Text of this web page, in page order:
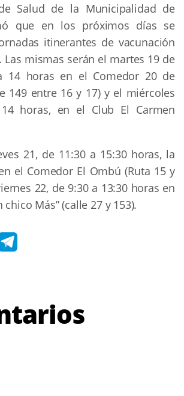
Salud de la Municipalidad de
que en los próximos días se
itinerantes de vacunación
Las mismas serán el martes 19 de
14 horas en el Comedor 20 de
149 entre 16 y 17) y el miércoles
horas, en el Club El Carmen
21, de 11:30 a 15:30 horas, la
el Comedor El Ombú (Ruta 15 y
22, de 9:30 a 13:30 horas en
chico Más” (calle 27 y 153).